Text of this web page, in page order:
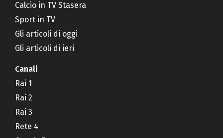
Calcio in TV Stasera
Sport in TV
Gli articoli di oggi
Gli articoli di ieri
Canali
Rai 1
Rai 2
Rai 3
Rete 4